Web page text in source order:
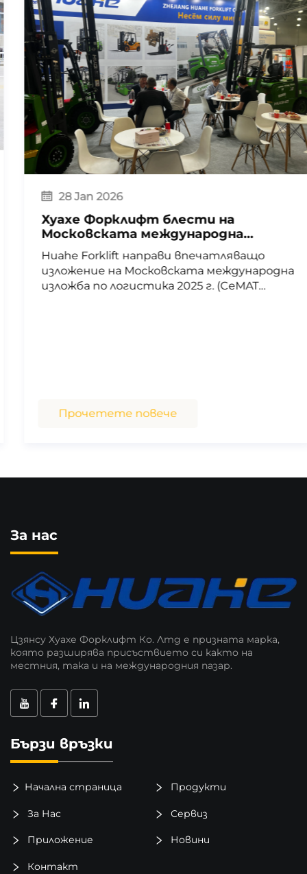
28 Jan 2026
Хуахе Форклифт блести на
Московската международна
логистична изложба през 2025 г.
Huahe Forklift направи впечатляващо
изложение на Московската международна
изложба по логистика 2025 г. (CeMAT
Прочетете повече
За нас
Цзянсу Хуахе Форклифт Ко. Лтд е призната марка,
която разширява присъствието си както на
местния, така и на международния пазар.
Бързи връзки
Начална страница Продукти
За Нас Сервиз
Приложение Новини
Контакт